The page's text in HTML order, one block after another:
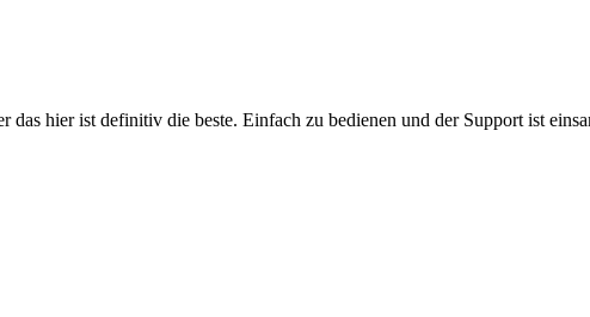
das hier ist definitiv die beste. Einfach zu bedienen und der Support ist